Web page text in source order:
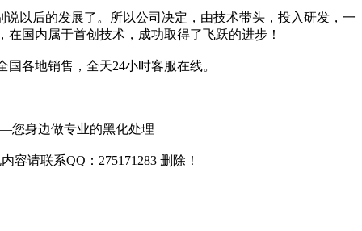
以后的发展了。所以公司决定，由技术带头，投入研发，一
国内属于首创技术，成功取得了飞跃的进步！
各地销售，全天24小时客服在线。
您身边做专业的黑化处理
请联系QQ：275171283 删除！